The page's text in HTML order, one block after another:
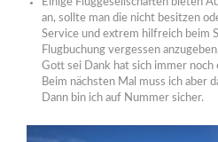
Einige Fluggesellschaften bieten
an, sollte man die nicht besitzen
Service und extrem hilfreich beim
Flugbuchung vergessen
Gott sei Dank hat sich immer
Beim nächsten Mal muss ich aber
Dann bin ich auf Nummer sicher.